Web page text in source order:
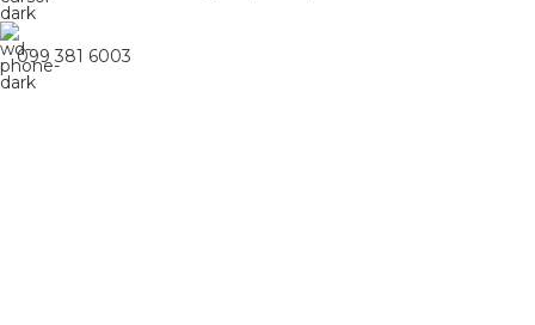
099 381 6003